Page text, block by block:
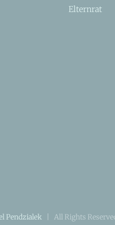
Elternrat
Pendzialek| All Rights